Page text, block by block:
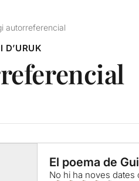
autorreferencial
D’URUK
El poema de
No hi ha noves dates